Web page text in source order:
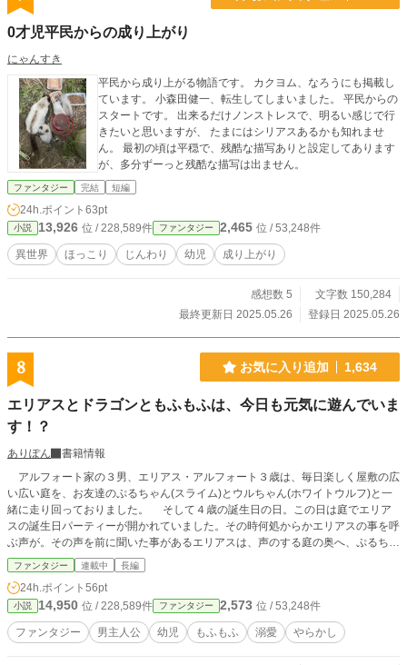
0才児平民からの成り上がり
にゃんすき
平民から成り上がる物語です。 カクヨム、なろうにも掲載し
ています。 小森田健一、転生してしまいました。 平民からの
スタートです。 出来るだけノンストレスで、明るい感じで行
きたいと思いますが、 たまにはシリアスあるかも知れませ
ん。 最初の頃は平穏で、残酷な描写ありと設定してあります
が、多分ずーっと残酷な描写は出ません。
ファンタジー 完結 短編
24h.ポイント 63pt
小説 13,926 位 / 228,589件 ファンタジー 2,465 位 / 53,248件
異世界 ほっこり じんわり 幼児 成り上がり
感想数 5
文字数 150,284
最終更新日 2025.05.26
登録日 2025.05.26
8 お気に入り追加 1,634
エリアスとドラゴンともふもふは、今日も元気に遊んでいま
す！？
ありぽん
書籍情報
アルフォート家の３男、エリアス・アルフォート３歳は、毎日楽しく屋敷の広
い広い庭を、お友達のぷるちゃん(スライム)とウルちゃん(ホワイトウルフ)と一
緒に走り回っておりました。 そして４歳の誕生日の日。この日は庭でエリア
スの誕生日パーティーが開かれていました。その時何処からかエリアスの事を呼
ぶ声が。その声を前に聞いた事があるエリアスは、声のする庭の奥へ、ぷるちゃ
んとウルちゃんと３人進んで行きます。そこでエリアス達を待っていたものは？
剣と魔法そしてもふもふの溢れる世界で、繰り広げられるエリアスの大冒険。
周りを巻き込みながら、今日もエリアスはやらかします！ ＊エリアス本人登場
は２話からとなります。
ファンタジー 連載中 長編
24h.ポイント 56pt
小説 14,950 位 / 228,589件 ファンタジー 2,573 位 / 53,248件
ファンタジー 男主人公 幼児 もふもふ 溺愛 やらかし